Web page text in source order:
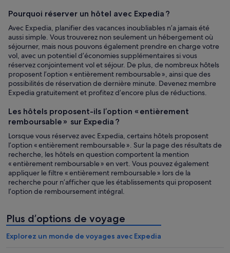
Pourquoi réserver un hôtel avec Expedia ?
Avec Expedia, planifier des vacances inoubliables n’a jamais été
aussi simple. Vous trouverez non seulement un hébergement où
séjourner, mais nous pouvons également prendre en charge votre
vol, avec un potentiel d’économies supplémentaires si vous
réservez conjointement vol et séjour. De plus, de nombreux hôtels
proposent l’option « entièrement remboursable », ainsi que des
possibilités de réservation de dernière minute. Devenez membre
Expedia gratuitement et profitez d’encore plus de réductions.
Les hôtels proposent-ils l’option « entièrement
remboursable » sur Expedia ?
Lorsque vous réservez avec Expedia, certains hôtels proposent
l’option « entièrement remboursable ». Sur la page des résultats de
recherche, les hôtels en question comportent la mention
« entièrement remboursable » en vert. Vous pouvez également
appliquer le filtre « entièrement remboursable » lors de la
recherche pour n’afficher que les établissements qui proposent
l’option de remboursement intégral.
Plus d’options de voyage
Explorez un monde de voyages avec Expedia